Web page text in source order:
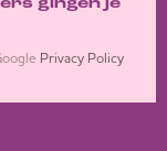
gingen je
Privacy Policy